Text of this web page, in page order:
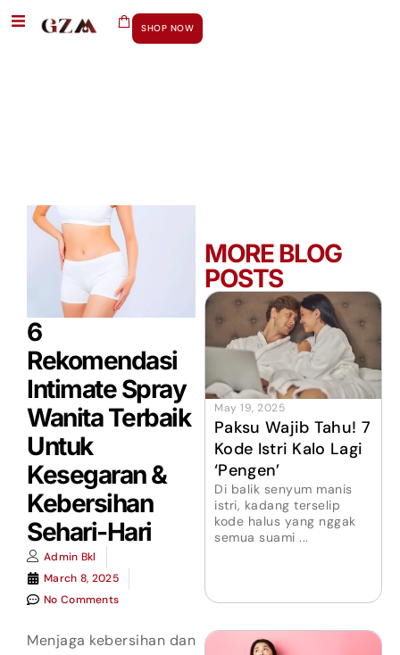
SHOP NOW
6
Rekomendasi
Intimate Spray
Wanita Terbaik
Untuk
Kesegaran &
Kebersihan
Sehari-Hari
Admin Bkl
March 8, 2025
No Comments
Menjaga kebersihan dan
MORE BLOG
POSTS
May 19, 2025
Paksu Wajib Tahu! 7
Kode Istri Kalo Lagi
‘Pengen’
Di balik senyum manis
istri, kadang terselip
kode halus yang nggak
semua suami ...